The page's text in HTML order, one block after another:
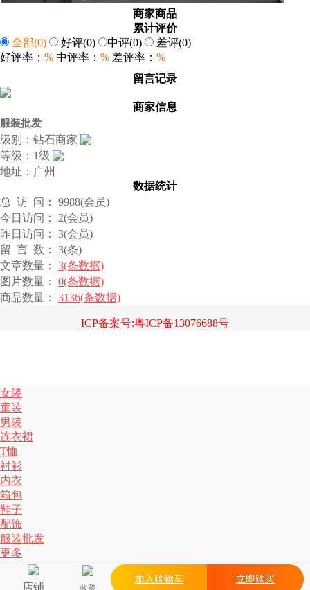
商家商品
累计评价
全部(0) 好评(0) 中评(0) 差评(0)
好评率： % 中评率： % 差评率： %
留言记录
商家信息
服装批发
级别：钻石商家
等级：1级
地址：广州
数据统计
总 访 问： 9988(会员)
今日访问： 2(会员)
昨日访问： 3(会员)
留 言 数： 3(条)
文章数量： 3(条数据)
图片数量： 0(条数据)
商品数量： 3136(条数据)
ICP备案号:粤ICP备13076688号
女装
童装
男装
连衣裙
T恤
衬衫
内衣
箱包
鞋子
配饰
服装批发
更多
店铺 收藏
加入购物车 立即购买